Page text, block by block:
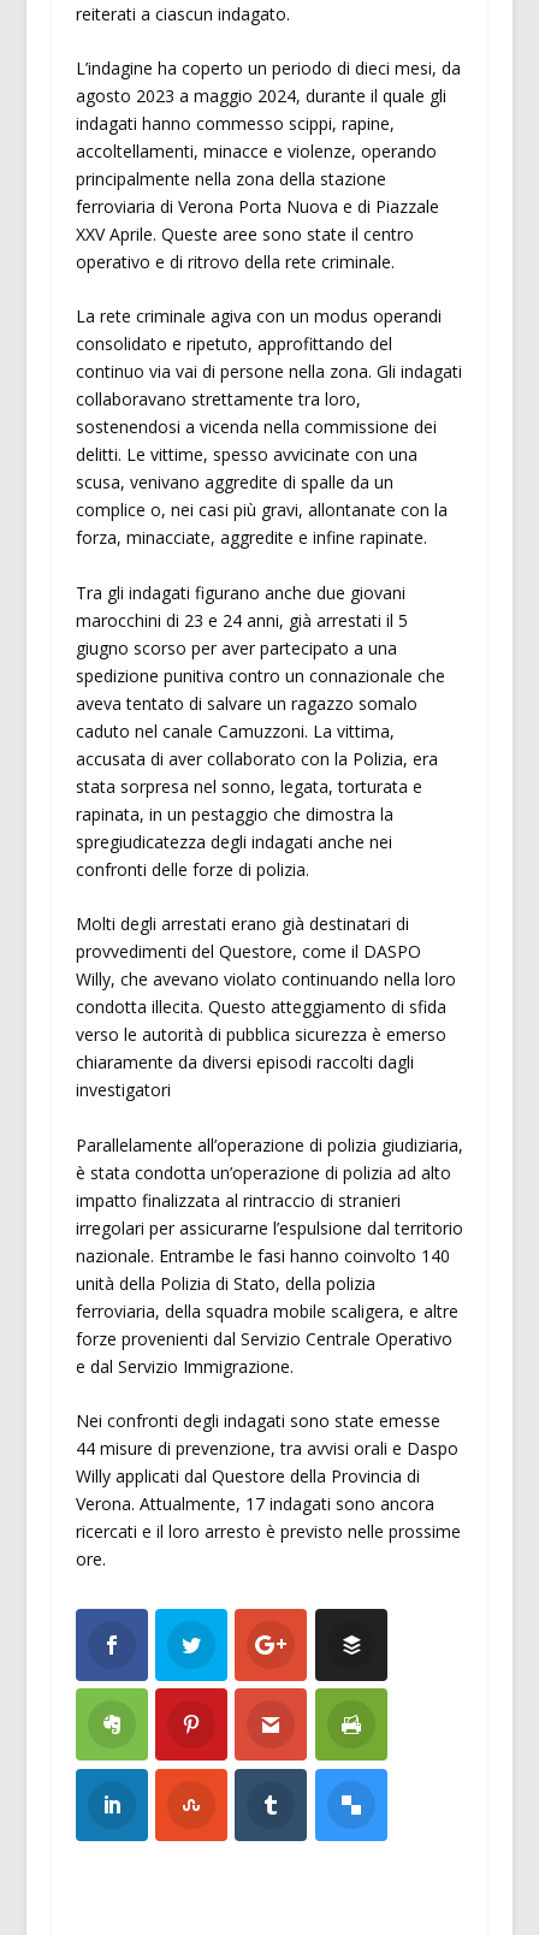
reiterati a ciascun indagato.
L’indagine ha coperto un periodo di dieci mesi, da
agosto 2023 a maggio 2024, durante il quale gli
indagati hanno commesso scippi, rapine,
accoltellamenti, minacce e violenze, operando
principalmente nella zona della stazione
ferroviaria di Verona Porta Nuova e di Piazzale
XXV Aprile. Queste aree sono state il centro
operativo e di ritrovo della rete criminale.
La rete criminale agiva con un modus operandi
consolidato e ripetuto, approfittando del
continuo via vai di persone nella zona. Gli indagati
collaboravano strettamente tra loro,
sostenendosi a vicenda nella commissione dei
delitti. Le vittime, spesso avvicinate con una
scusa, venivano aggredite di spalle da un
complice o, nei casi più gravi, allontanate con la
forza, minacciate, aggredite e infine rapinate.
Tra gli indagati figurano anche due giovani
marocchini di 23 e 24 anni, già arrestati il 5
giugno scorso per aver partecipato a una
spedizione punitiva contro un connazionale che
aveva tentato di salvare un ragazzo somalo
caduto nel canale Camuzzoni. La vittima,
accusata di aver collaborato con la Polizia, era
stata sorpresa nel sonno, legata, torturata e
rapinata, in un pestaggio che dimostra la
spregiudicatezza degli indagati anche nei
confronti delle forze di polizia.
Molti degli arrestati erano già destinatari di
provvedimenti del Questore, come il DASPO
Willy, che avevano violato continuando nella loro
condotta illecita. Questo atteggiamento di sfida
verso le autorità di pubblica sicurezza è emerso
chiaramente da diversi episodi raccolti dagli
investigatori
Parallelamente all’operazione di polizia giudiziaria,
è stata condotta un’operazione di polizia ad alto
impatto finalizzata al rintraccio di stranieri
irregolari per assicurarne l’espulsione dal territorio
nazionale. Entrambe le fasi hanno coinvolto 140
unità della Polizia di Stato, della polizia
ferroviaria, della squadra mobile scaligera, e altre
forze provenienti dal Servizio Centrale Operativo
e dal Servizio Immigrazione.
Nei confronti degli indagati sono state emesse
44 misure di prevenzione, tra avvisi orali e Daspo
Willy applicati dal Questore della Provincia di
Verona. Attualmente, 17 indagati sono ancora
ricercati e il loro arresto è previsto nelle prossime
ore.